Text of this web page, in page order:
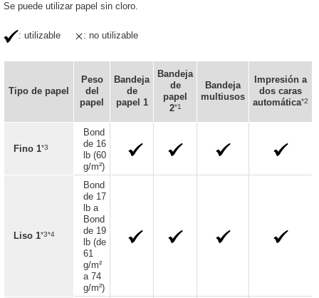
Se puede utilizar papel sin cloro.
: utilizable : no utilizable
Tipo de papel
Peso
del
papel
Bandeja
de
papel 1
Bandeja
de
papel
2*1
Bandeja
multiusos
Impresión a
dos caras
automática*2
Fino 1*3
Bond
de 16
lb (60
g/m²)
Liso 1*3*4
Bond
de 17
lb a
Bond
de 19
lb (de
61
g/m²
a 74
g/m²)